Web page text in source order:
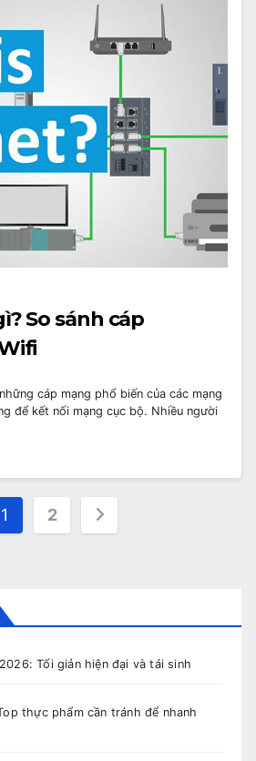
So sánh cáp
cáp mạng phổ biến của các mạng
để kết nối mạng cục bộ. Nhiều người
1 2
Tối giản hiện đại và tái sinh
thực phẩm cần tránh để nhanh